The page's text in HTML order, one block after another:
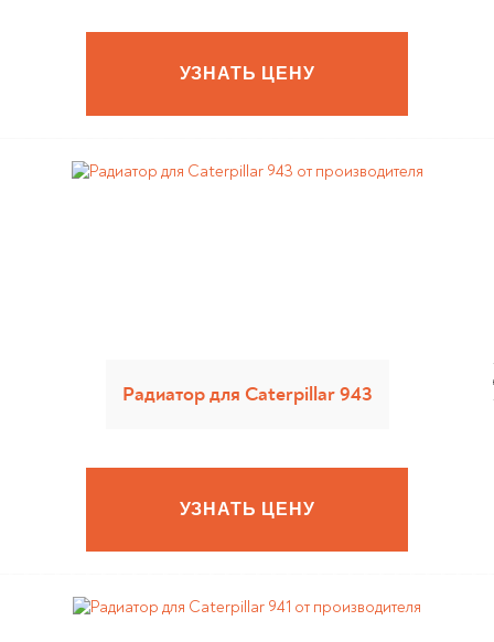
УЗНАТЬ ЦЕНУ
Радиатор для Caterpillar 943
УЗНАТЬ ЦЕНУ
Privacy